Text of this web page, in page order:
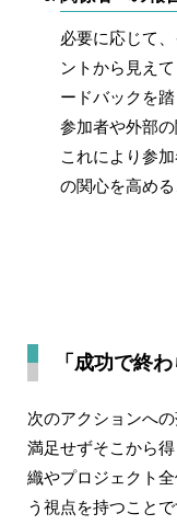
必要に応じて
ントから見え
ードバックを
参加者や外部
これにより参
の関心を高める
「成功で終
次のアクションへ
満足せずそこから
織やプロジェクト
う視点を持つことで